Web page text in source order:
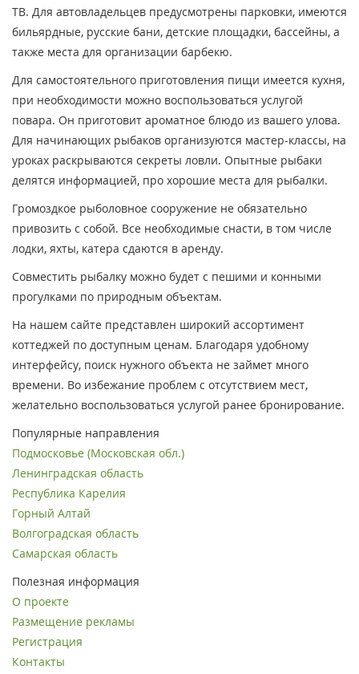
ТВ. Для автовладельцев предусмотрены парковки, имеются
бильярдные, русские бани, детские площадки, бассейны, а
также места для организации барбекю.
Для самостоятельного приготовления пищи имеется кухня,
при необходимости можно воспользоваться услугой
повара. Он приготовит ароматное блюдо из вашего улова.
Для начинающих рыбаков организуются мастер-классы, на
уроках раскрываются секреты ловли. Опытные рыбаки
делятся информацией, про хорошие места для рыбалки.
Громоздкое рыболовное сооружение не обязательно
привозить с собой. Все необходимые снасти, в том числе
лодки, яхты, катера сдаются в аренду.
Совместить рыбалку можно будет с пешими и конными
прогулками по природным объектам.
На нашем сайте представлен широкий ассортимент
коттеджей по доступным ценам. Благодаря удобному
интерфейсу, поиск нужного объекта не займет много
времени. Во избежание проблем с отсутствием мест,
желательно воспользоваться услугой ранее бронирование.
Популярные направления
Подмосковье (Московская обл.)
Ленинградская область
Республика Карелия
Горный Алтай
Волгоградская область
Самарская область
Полезная информация
О проекте
Размещение рекламы
Регистрация
Контакты